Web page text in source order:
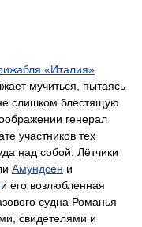
«Италия»
мучиться, пытаясь
слишком блестящую
генерал
участников тех
над собой. Лётчики
Амундсен и
и его возлюбленная
судна Романья
свидетелями и